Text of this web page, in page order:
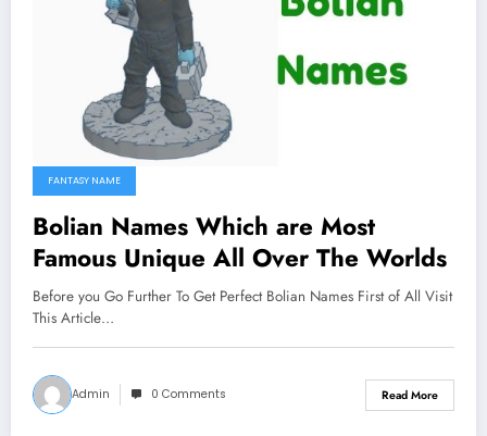
FANTASY NAME
Bolian Names Which are Most
Famous Unique All Over The Worlds
Before you Go Further To Get Perfect Bolian Names First of All Visit
This Article…
Admin 0 Comments Read More